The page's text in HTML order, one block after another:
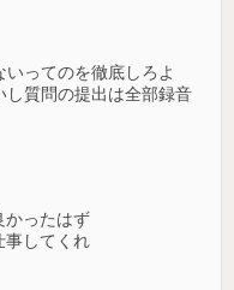
ってのを徹底しろよ
し質問の提出は全部録音
かったはず
事してくれ